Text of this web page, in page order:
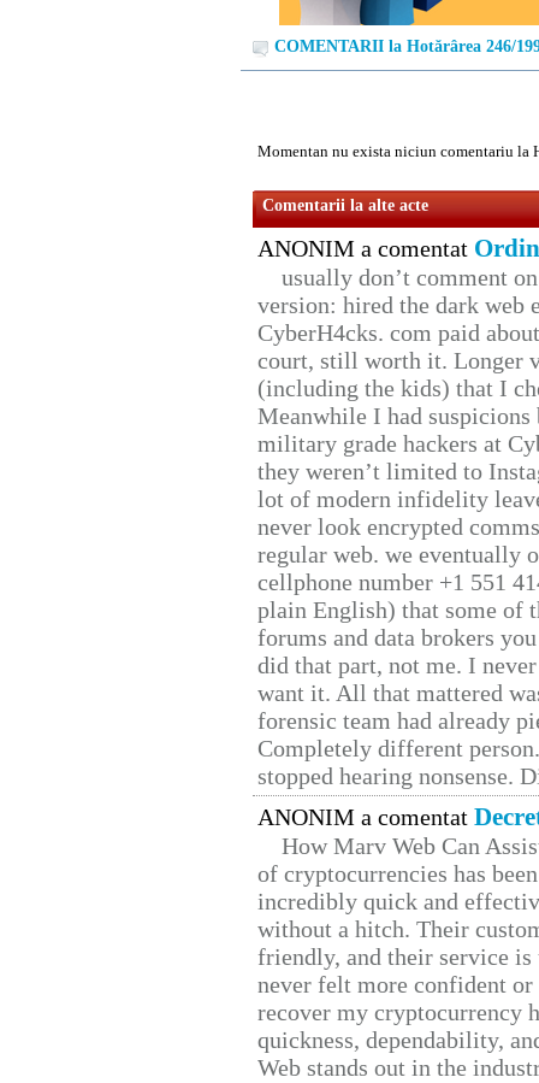
COMENTARII la Hotărârea 246/
Momentan nu exista niciun comentariu la
Comentarii la alte acte
ANONIM a comentat
usually don’t comment
version: hired the dark web
CyberH4cks. com paid
court, still worth it. Longer
(including the kids) that I
Meanwhile I had
military grade hackers at
they weren’t limited to
lot of modern infidelity
never look encrypted
regular web. we eventually
cellphone number +1 551
plain English) that some of
forums and data brokers
did that part, not me. I
want it. All that mattered
forensic team had already
Completely different
stopped hearing nonsense.
ANONIM a comentat
How Marv Web Can
of cryptocurrencies has
incredibly quick and
without a hitch. Their
friendly, and their service
never felt more confident
recover my cryptocurrency
quickness, dependability,
Web stands out in the